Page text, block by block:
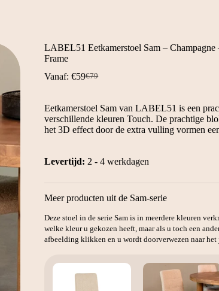
LABEL51 Eetkamerstoel Sam –
Frame
Vanaf:
€79
Oorspronkelijke
€79.
€59Huidige
€59.
Eetkamerstoel Sam van LABEL51 is een
verschillende kleuren Touch. De prachtige
het 3D effect door de extra vulling vormen
Levertijd: 2 - 4 werkdagen
Meer producten uit de Sam-serie
Deze stoel in de serie Sam is in meerdere kleuren
welke kleur u gekozen heeft, maar als u toch een
afbeelding klikken en u wordt doorverwezen naar het